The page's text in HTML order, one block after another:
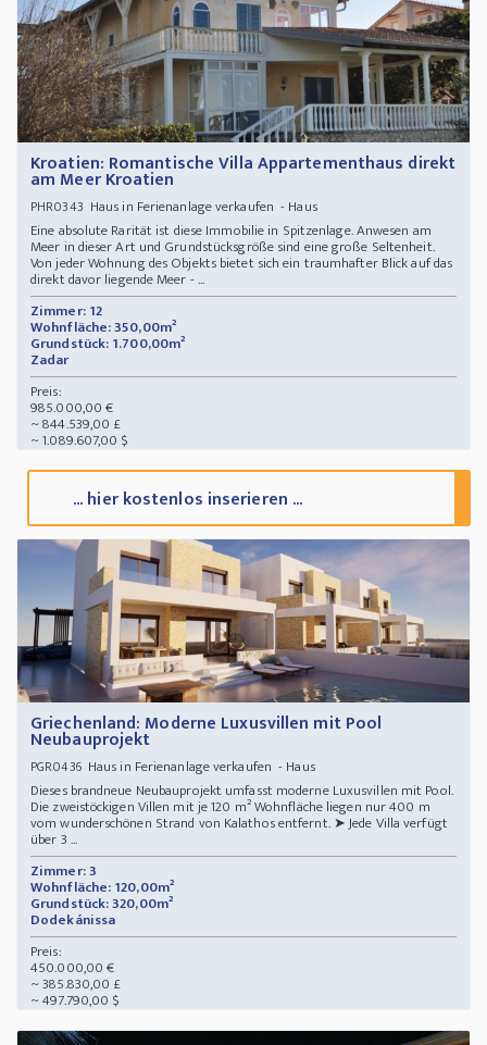
Kroatien: Romantische Villa Appartementhaus direkt
am Meer Kroatien
PHR0343 Haus in Ferienanlage verkaufen - Haus
Eine absolute Rarität ist diese Immobilie in Spitzenlage. Anwesen am
Meer in dieser Art und Grundstücksgröße sind eine große Seltenheit.
Von jeder Wohnung des Objekts bietet sich ein traumhafter Blick auf das
direkt davor liegende Meer - ...
Zimmer: 12
Wohnfläche: 350,00m²
Grundstück: 1.700,00m²
Zadar
Preis:
985.000,00 €
~ 844.539,00 £
~ 1.089.607,00 $
... hier kostenlos inserieren ...
Griechenland: Moderne Luxusvillen mit Pool
Neubauprojekt
PGR0436Haus in Ferienanlage verkaufen - Haus
Dieses brandneue Neubauprojekt umfasst moderne Luxusvillen mit Pool.
Die zweistöckigen Villen mit je 120 m² Wohnfläche liegen nur 400 m
vom wunderschönen Strand von Kalathos entfernt. ➤ Jede Villa verfügt
über 3 ...
Zimmer: 3
Wohnfläche: 120,00m²
Grundstück: 320,00m²
Dodekánissa
Preis:
450.000,00 €
~ 385.830,00 £
~ 497.790,00 $